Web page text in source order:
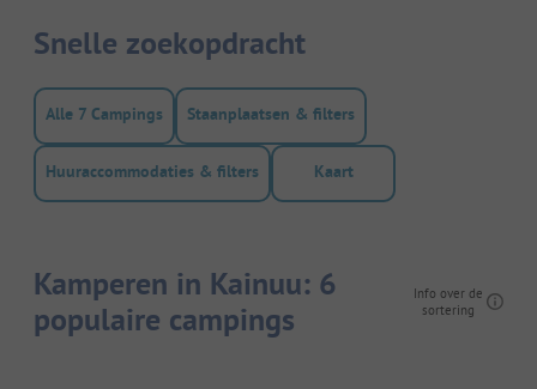
Snelle zoekopdracht
Alle 7 Campings Staanplaatsen & filters
Huuraccommodaties & filters Kaart
Kamperen in Kainuu: 6
populaire campings
Info over de
sortering